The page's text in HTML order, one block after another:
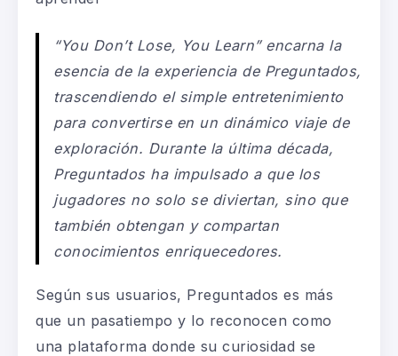
“You Don’t Lose, You Learn” encarna la
esencia de la experiencia de Preguntados,
trascendiendo el simple entretenimiento
para convertirse en un dinámico viaje de
exploración. Durante la última década,
Preguntados ha impulsado a que los
jugadores no solo se diviertan, sino que
también obtengan y compartan
conocimientos enriquecedores.
Según sus usuarios, Preguntados es más
que un pasatiempo y lo reconocen como
una plataforma donde su curiosidad se